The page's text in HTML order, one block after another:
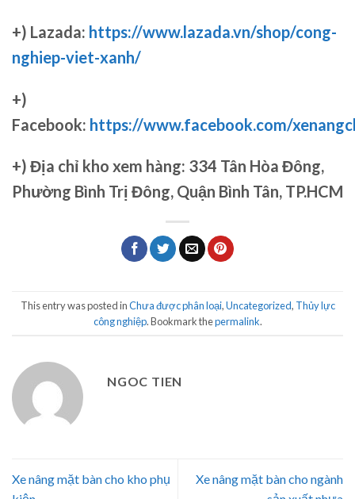
+) Lazada: https://www.lazada.vn/shop/cong-
nghiep-viet-xanh/
+)
Facebook: https://www.facebook.com/
+) Địa chỉ kho xem hàng: 334 Tân Hòa Đông,
Phường Bình Trị Đông, Quận Bình Tân, TP.HCM
This entry was posted inChưa được phân loại,Uncategorized, Thủy lực
công nghiệp. Bookmark thepermalink.
NGOC TIEN
Xe nâng mặt bàn cho kho phụ
Xe nâng mặt bàn cho ngành